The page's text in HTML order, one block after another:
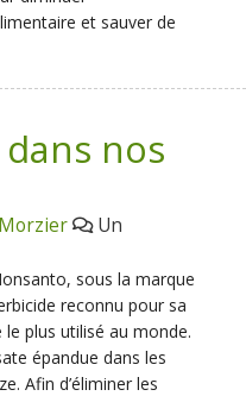
et sauver de
nos
Un
sous la marque
reconnu pour sa
le plus utilisé au monde.
épandue dans les
Afin d’éliminer les